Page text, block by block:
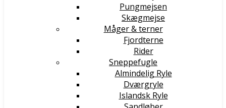
Pungmejsen
Skægmejse
Måger & terner
Fjordterne
Rider
Sneppefugle
Almindelig Ryle
Dværgryle
Islandsk Ryle